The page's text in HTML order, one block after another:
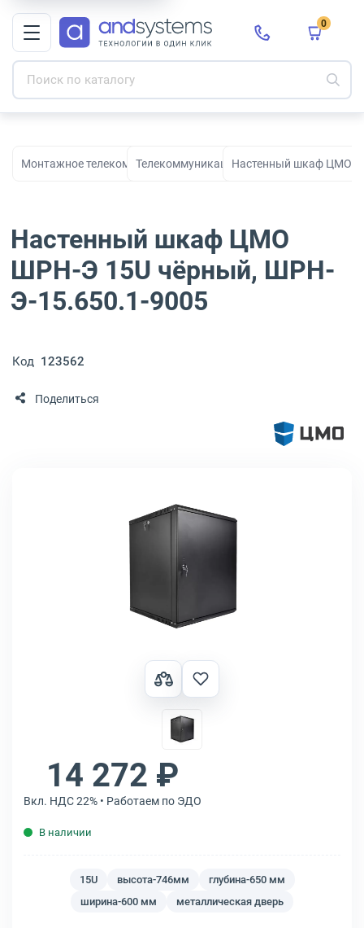
0
Монтажное телекоммуникационное оборудование для СКС и
Телекоммуникационные шкафы
Настенный шкаф ЦМО
Настенный шкаф ЦМО
ШРН-Э 15U чёрный, ШРН-
Э-15.650.1-9005
Код 123562
Поделиться
14 272 ₽
Вкл. НДС 22% • Работаем по ЭДО
В наличии
15U высота-746мм
глубина-650 мм
ширина-600 мм
металлическая дверь